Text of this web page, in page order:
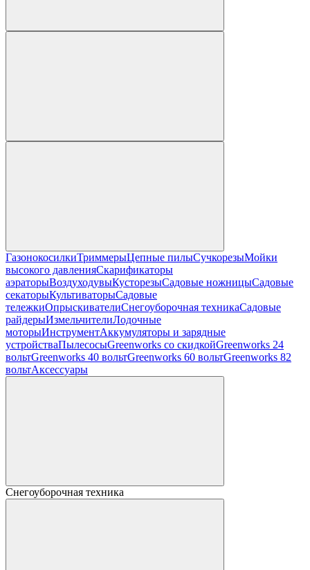
ГазонокосилкиТриммерыЦепные пилыCучкорезыМойки
высокого давленияСкарификаторы
аэраторыВоздуходувыКусторезыСадовые ножницыСадовые
секаторыКультиваторыСадовые
тележкиОпрыскивателиСнегоуборочная техникаСадовые
райдерыИзмельчителиЛодочные
моторыИнструментАккумуляторы и зарядные
устройстваПылесосыGreenworks со скидкойGreenworks 24
вольтGreenworks 40 вольтGreenworks 60 вольтGreenworks 82
вольтАксессуары
Снегоуборочная техника